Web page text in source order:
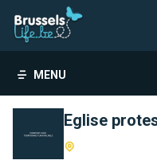
MENU
Eglise